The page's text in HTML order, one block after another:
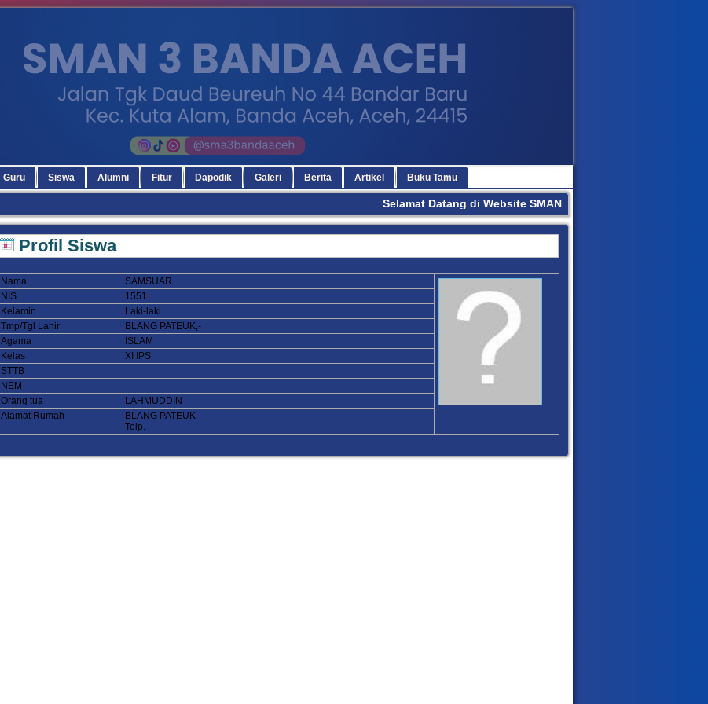
Guru Siswa Alumni Fitur Dapodik Galeri Berita Artikel Buku Tamu
Selamat Datang di Website SMAN 3 BANDA ACEH. Terima
Profil Siswa
Nama
SAMSUAR
NIS
1551
Kelamin
Laki-laki
Tmp/Tgl Lahir
BLANG PATEUK,-
Agama
ISLAM
Kelas
XI IPS
STTB
NEM
Orang tua
LAHMUDDIN
Alamat Rumah
BLANG PATEUK
Telp.-